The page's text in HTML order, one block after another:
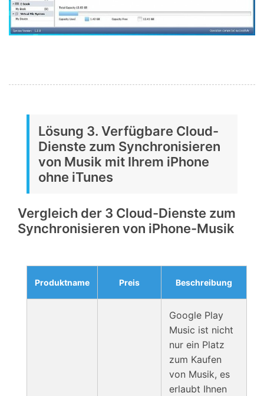
Lösung 3. Verfügbare Cloud-
Dienste zum Synchronisieren
von Musik mit Ihrem iPhone
ohne iTunes
Vergleich der 3 Cloud-Dienste zum
Synchronisieren von iPhone-Musik
Produktname Preis Beschreibung
Google Play
Music ist nicht
nur ein Platz
zum Kaufen
von Musik, es
erlaubt Ihnen